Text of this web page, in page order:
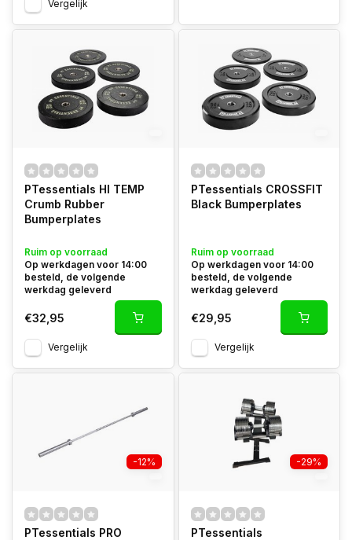
Vergelijk
PTessentials HI TEMP
Crumb Rubber
Bumperplates
Ruim op voorraad
Op werkdagen voor 14:00
besteld, de volgende
werkdag geleverd
€32,95
Vergelijk
PTessentials CROSSFIT
Black Bumperplates
Ruim op voorraad
Op werkdagen voor 14:00
besteld, de volgende
werkdag geleverd
€29,95
Vergelijk
-12%
PTessentials PRO
-29%
PTessentials